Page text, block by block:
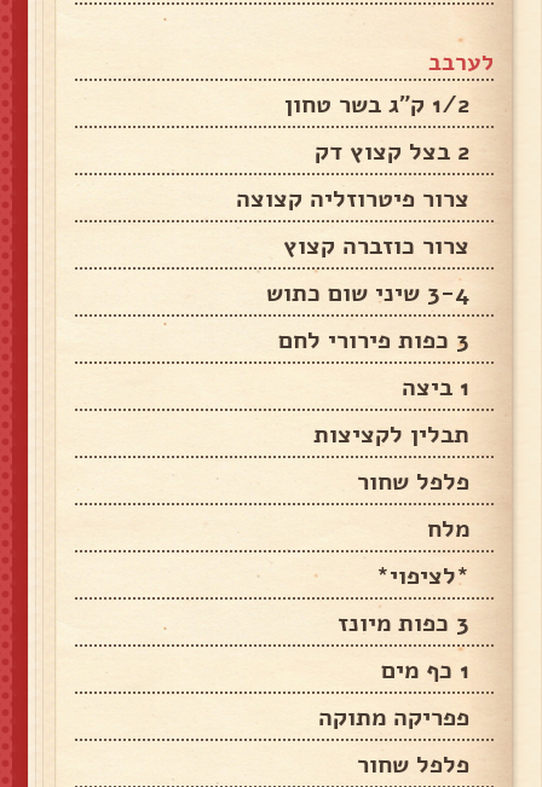
לערבב
1/2 ק"ג בשר טחון
2 בצל קצוץ דק
צרור פיטרוזליה קצוצה
צרור כוזברה קצוץ
3-4 שיני שום כתוש
3 כפות פירורי לחם
1 ביצה
תבלין לקציצות
פלפל שחור
מלח
*לציפוי*
3 כפות מיונז
1 כף מים
פפריקה מתוקה
פלפל שחור